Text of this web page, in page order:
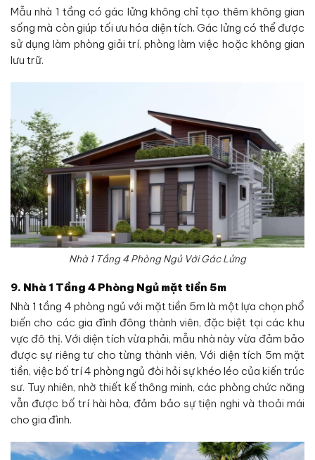
Mẫu nhà 1 tầng có gác lửng không chỉ tạo thêm không gian
sống mà còn giúp tối ưu hóa diện tích. Gác lửng có thể được
sử dụng làm phòng giải trí, phòng làm việc hoặc không gian
lưu trữ.
Nhà 1 Tầng 4 Phòng Ngủ Với Gác Lửng
9. Nhà 1 Tầng 4 Phòng Ngủ mặt tiền 5m
Nhà 1 tầng 4 phòng ngủ với mặt tiền 5m là một lựa chọn phổ
biến cho các gia đình đông thành viên, đặc biệt tại các khu
vực đô thị. Với diện tích vừa phải, mẫu nhà này vừa đảm bảo
được sự riêng tư cho từng thành viên, Với diện tích 5m mặt
tiền, việc bố trí 4 phòng ngủ đòi hỏi sự khéo léo của kiến trúc
sư. Tuy nhiên, nhờ thiết kế thông minh, các phòng chức năng
vẫn được bố trí hài hòa, đảm bảo sự tiện nghi và thoải mái
cho gia đình.